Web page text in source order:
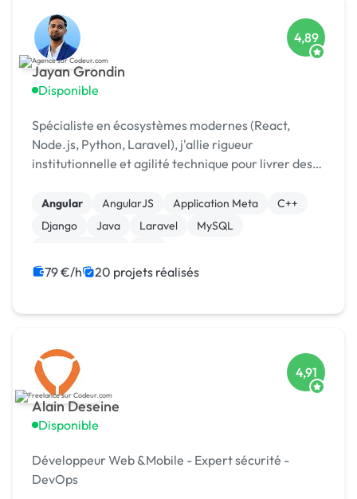
Jayan Grondin
Disponible
4,89
Spécialiste en écosystèmes modernes (React,
Node.js, Python, Laravel), j'allie rigueur
institutionnelle et agilité technique pour livrer des
Angular AngularJS Application Meta
C++
Django
Java Laravel
MySQL
79 €/h 20 projets réalisés
Alain Deseine
Disponible
4,91
Développeur Web &Mobile - Expert sécurité -
DevOps